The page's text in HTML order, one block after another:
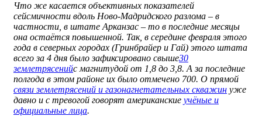
Что же касается объективных показателей
сейсмичности вдоль Ново-Мадридского разлома – в
частности, в штате Арканзас – то в последние месяцы
она остаётся повышенной. Так, в середине февраля этого
года в северных городах (Гринбрайер и Гай) этого штата
всего за 4 дня было зафиксировано свыше30
землетрясенийс магнитудой от 1,8 до 3,8. Аза последние
полгода в этом районе их было отмечено 700. О прямой
связи землетрясений и газонагнетательных скважин уже
давно и с тревогой говорят американские учёные и
официальные лица.